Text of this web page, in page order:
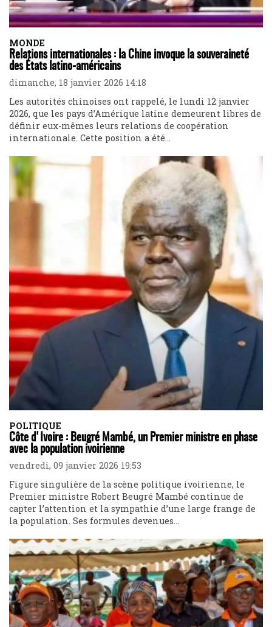
MONDE
Relations internationales : la Chine invoque la souveraineté
des États latino-américains
dimanche, 18 janvier 2026 14:18
Les autorités chinoises ont rappelé, le lundi 12 janvier
2026, que les pays d’Amérique latine demeurent libres de
définir eux-mêmes leurs relations de coopération
internationale. Cette position a été...
POLITIQUE
Côte d'Ivoire : Beugré Mambé, un Premier ministre en phase
avec la population ivoirienne
vendredi, 09 janvier 2026 19:53
Figure singulière de la scène politique ivoirienne, le
Premier ministre Robert Beugré Mambé continue de
capter l’attention et la sympathie d’une large frange de
la population. Ses formules devenues...